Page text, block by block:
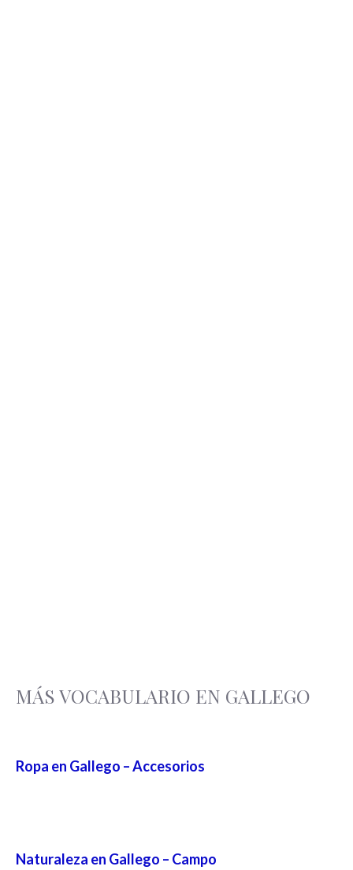
MÁS VOCABULARIO EN GALLEGO
Ropa en Gallego – Accesorios
Naturaleza en Gallego – Campo